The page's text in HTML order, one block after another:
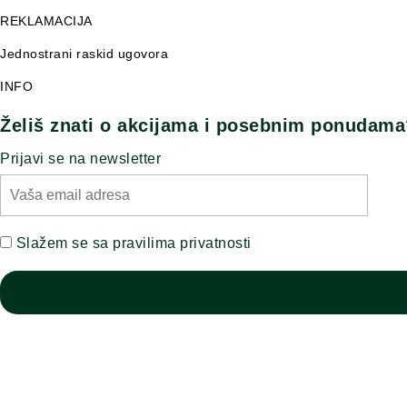
REKLAMACIJA
Jednostrani raskid ugovora
INFO
Želiš znati o akcijama i posebnim
Prijavi se na newsletter
Slažem se sa pravilima privatnosti